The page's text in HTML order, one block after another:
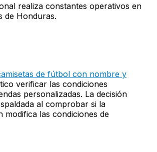
realiza constantes operativos en
de Honduras.
de fútbol con nombre y
verificar las condiciones
personalizadas. La decisión
al comprobar si la
modifica las condiciones de